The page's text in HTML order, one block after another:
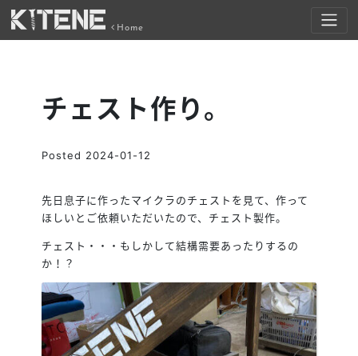
Home
チェスト作り。
Posted 2024-01-12
先日息子に作ったマイクラのチェストを見て、作って
ほしいとご依頼いただいたので、チェスト製作。
チェスト・・・もしかして結構需要あったりするの
か！？